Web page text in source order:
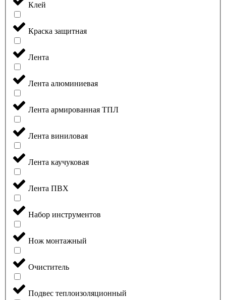
Клей
Краска защитная
Лента
Лента алюминиевая
Лента армированная ТПЛ
Лента виниловая
Лента каучуковая
Лента ПВХ
Набор инструментов
Нож монтажный
Очиститель
Подвес теплоизоляционный